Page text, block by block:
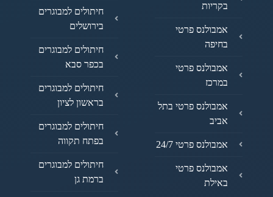
בקריות
אמבולנס פרטי
בחיפה
אמבולנס פרטי
במרכז
אמבולנס פרטי בתל
אביב
אמבולנס פרטי 24/7
אמבולנס פרטי
באילת
חיתולים למבוגרים
בירושלים
חיתולים למבוגרים
בכפר סבא
חיתולים למבוגרים
בראשון לציון
חיתולים למבוגרים
בפתח תקווה
חיתולים למבוגרים
ברמת גן